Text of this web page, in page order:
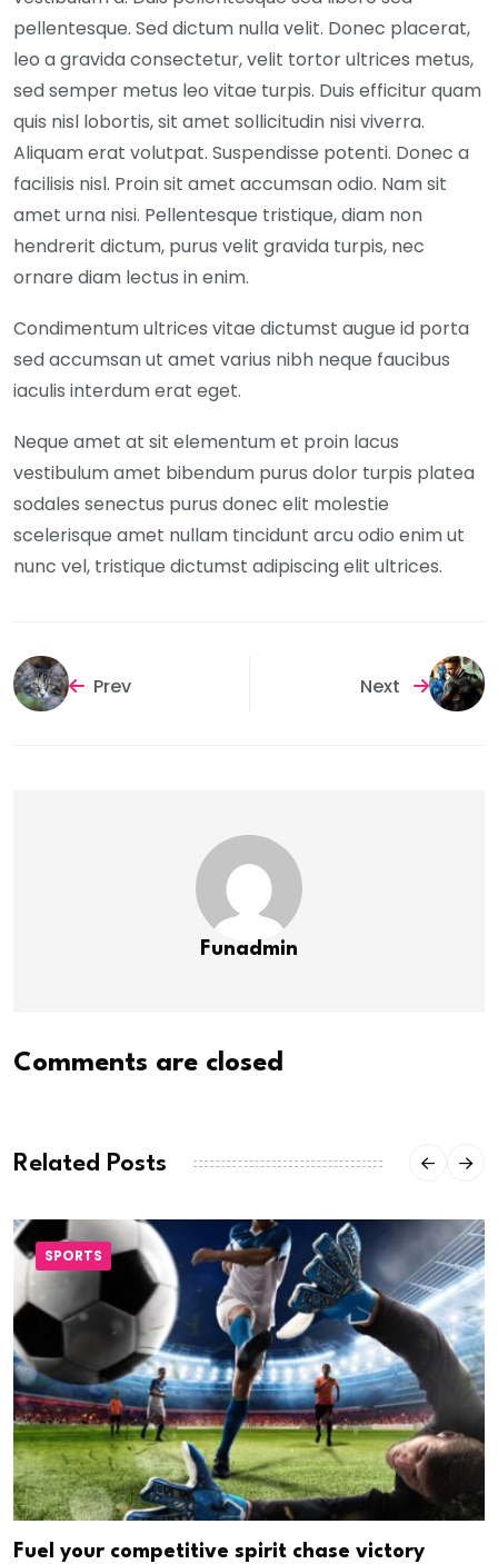
pellentesque. Sed dictum nulla velit. Donec placerat,
leo a gravida consectetur, velit tortor ultrices metus,
sed semper metus leo vitae turpis. Duis efficitur quam
quis nisl lobortis, sit amet sollicitudin nisi viverra.
Aliquam erat volutpat. Suspendisse potenti. Donec a
facilisis nisl. Proin sit amet accumsan odio. Nam sit
amet urna nisi. Pellentesque tristique, diam non
hendrerit dictum, purus velit gravida turpis, nec
ornare diam lectus in enim.
Condimentum ultrices vitae dictumst augue id porta
sed accumsan ut amet varius nibh neque faucibus
iaculis interdum erat eget.
Neque amet at sit elementum et proin lacus
vestibulum amet bibendum purus dolor turpis platea
sodales senectus purus donec elit molestie
scelerisque amet nullam tincidunt arcu odio enim ut
nunc vel, tristique dictumst adipiscing elit ultrices.
Prev Next
Funadmin
Comments are closed
Related Posts
SPORTS
Fuel your competitive spirit chase victory